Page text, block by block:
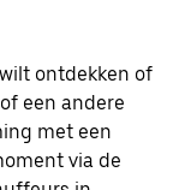
ontdekken of
een andere
met een
via de